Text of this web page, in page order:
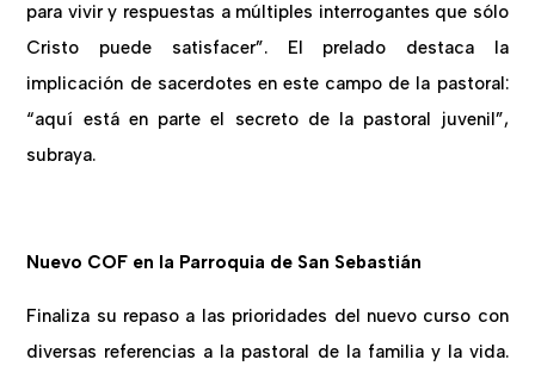
para vivir y respuestas a múltiples interrogantes que sólo
Cristo puede satisfacer”. El prelado destaca la
implicación de sacerdotes en este campo de la pastoral:
“aquí está en parte el secreto de la pastoral juvenil”,
subraya.
Nuevo COF en la Parroquia de San Sebastián
Finaliza su repaso a las prioridades del nuevo curso con
diversas referencias a la pastoral de la familia y la vida.